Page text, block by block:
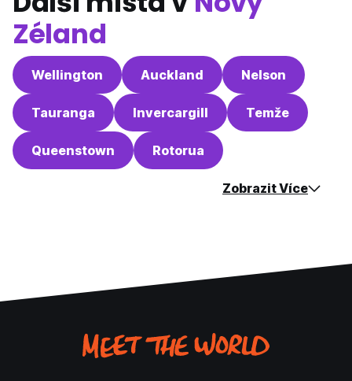
Zéland
Wellington Auckland Nelson
Tauranga Invercargill Temže
Queenstown Rotorua
Zobrazit Více